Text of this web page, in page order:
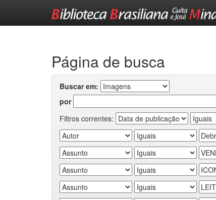
Página de busca
Buscar em:
por
Filtros correntes: